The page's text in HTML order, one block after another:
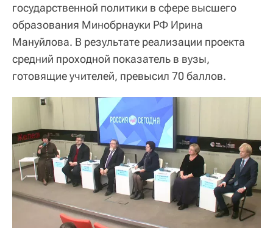
государственной политики в сфере высшего
образования Минобрнауки РФ Ирина
Мануйлова. В результате реализации проекта
средний проходной показатель в вузы,
готовящие учителей, превысил 70 баллов.